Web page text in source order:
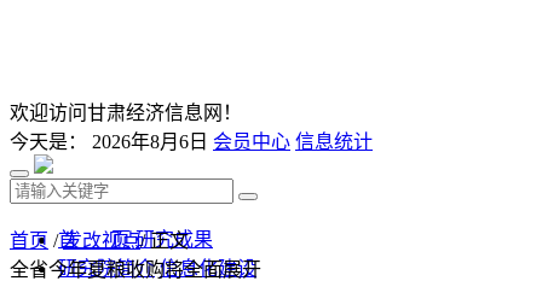
欢迎访问甘肃经济信息网！
今天是： 2026年8月6日 会员中心 信息统计
首 页 研究成果
研究院简介 信息化建设
首页 /发改视点/ 正文
全省今年夏粮收购将全面展开